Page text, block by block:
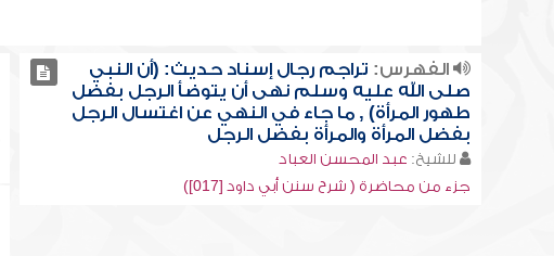
الفهرس: تراجم رجال إسناد حديث: (أن النبي
صلى الله عليه وسلم نهى أن يتوضأ الرجل بفضل
طهور المرأة) , ما جاء في النهي عن اغتسال الرجل
بفضل المرأة والمرأة بفضل الرجل
للشيخ: عبد المحسن العباد
جزء من محاضرة ( شرح سنن أبي داود [017])